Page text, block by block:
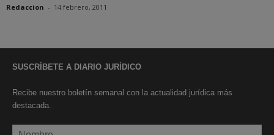
Redaccion - 14 febrero, 2011
SUSCRÍBETE A DIARIO JURÍDICO
Recibe nuestro boletín semanal con la actualidad jurídica más
destacada.